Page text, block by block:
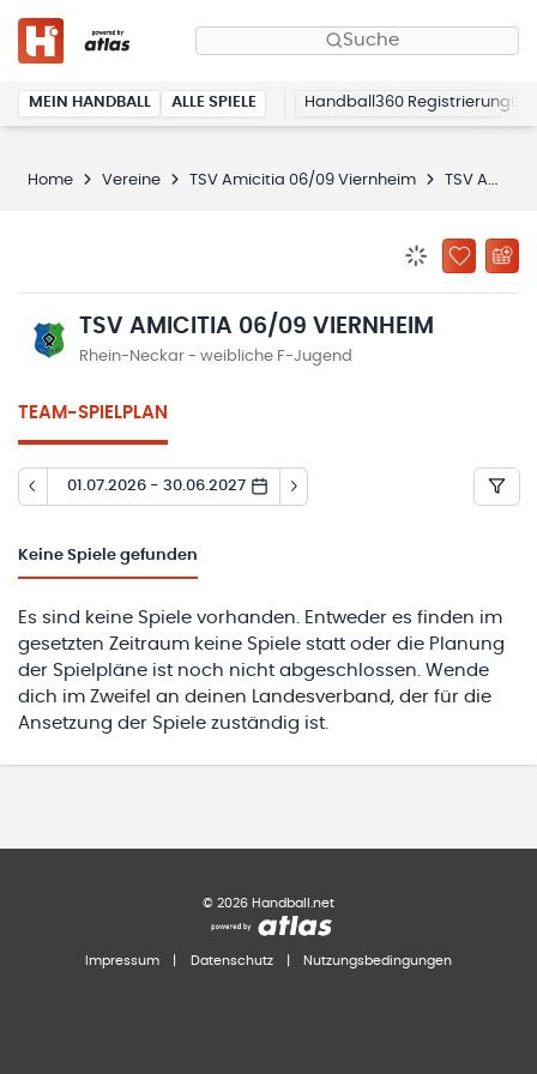
Suche
MEIN HANDBALL ALLE SPIELE Handball360 Registrierung
Home Vereine TSV Amicitia 06/09 Viernheim TSV Amicitia 06/09 Viernheim
ZU
TSV AMICITIA 06/09 VIERNHEIM
Rhein-Neckar - weibliche F-Jugend
TEAM-SPIELPLAN
01.07.2026 - 30.06.2027
Keine Spiele gefunden
Es sind keine Spiele vorhanden. Entweder es finden im
gesetzten Zeitraum keine Spiele statt oder die Planung
der Spielpläne ist noch nicht abgeschlossen. Wende
dich im Zweifel an deinen Landesverband, der für die
Ansetzung der Spiele zuständig ist.
© 2026 Handball.net
Impressum Datenschutz Nutzungsbedingungen